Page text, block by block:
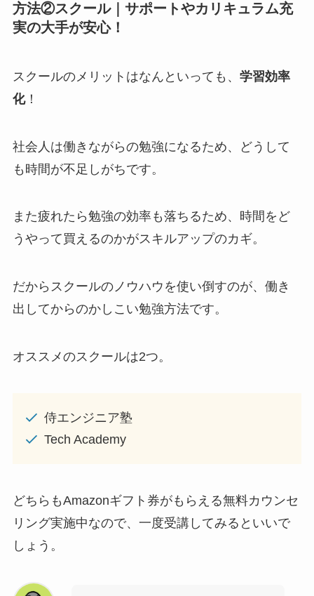
方法②スクール｜サポートやカリキュラム充
実の大手が安心！
スクールのメリットはなんといっても、 学習効率
化！
社会人は働きながらの勉強になるため、どうして
も時間が不足しがちです。
また疲れたら勉強の効率も落ちるため、時間をど
うやって買えるのかがスキルアップのカギ。
だからスクールのノウハウを使い倒すのが、働き
出してからのかしこい勉強方法です。
オススメのスクールは2つ。
侍エンジニア塾
Tech Academy
どちらもAmazonギフト券がもらえる無料カウンセ
リング実施中なので、一度受講してみるといいで
しょう。